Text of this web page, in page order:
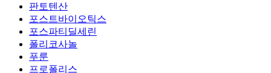
판토텐산
포스트바이오틱스
포스파티딜세린
폴리코사놀
푸룬
프로폴리스